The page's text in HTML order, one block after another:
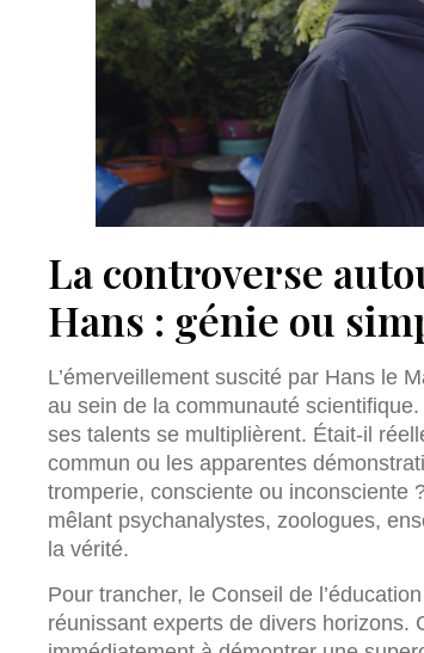
La controverse
Hans : génie ou
L’émerveillement suscité par Hans le
au sein de la communauté
ses talents se multiplièrent. Était-il
commun ou les apparentes
tromperie, consciente ou inconsciente
mêlant psychanalystes, zoologues,
la vérité.
Pour trancher, le Conseil de
réunissant experts de divers horizons.